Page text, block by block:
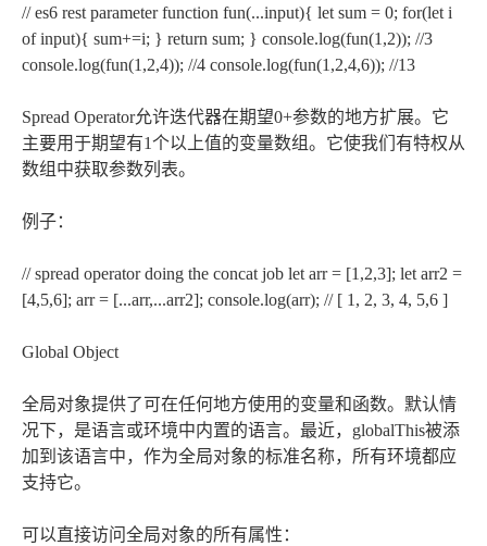
// es6 rest parameter function fun(...input){ let sum = 0; for(let i
of input){ sum+=i; } return sum; } console.log(fun(1,2)); //3
console.log(fun(1,2,4)); //4 console.log(fun(1,2,4,6)); //13
Spread Operator允许迭代器在期望0+参数的地方扩展。它
主要用于期望有1个以上值的变量数组。它使我们有特权从
数组中获取参数列表。
例子：
// spread operator doing the concat job let arr = [1,2,3]; let arr2 =
[4,5,6]; arr = [...arr,...arr2]; console.log(arr); // [ 1, 2, 3, 4, 5,6 ]
Global Object
全局对象提供了可在任何地方使用的变量和函数。默认情
况下，是语言或环境中内置的语言。最近，globalThis被添
加到该语言中，作为全局对象的标准名称，所有环境都应
支持它。
可以直接访问全局对象的所有属性：